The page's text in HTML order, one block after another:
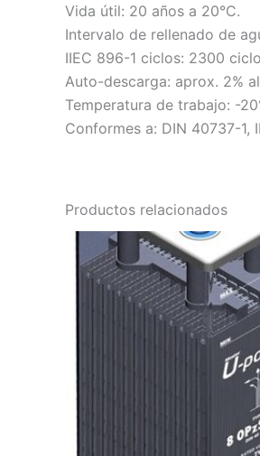
Vida útil: 20 años a 20°C.
Intervalo de rellenado de
IIEC 896-1 ciclos: 2300
Auto-descarga: aprox. 2%
Temperatura de trabajo: -
Conformes a: DIN 40737-1,
Productos relacionados